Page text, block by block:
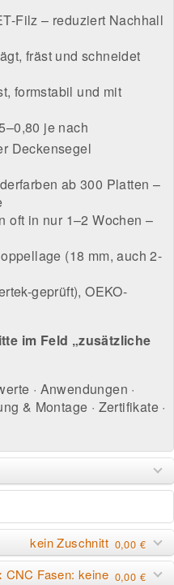
Filz – reduziert Nachhall
fräst und schneidet
formstabil und mit
je nach
Deckensegel
ab 300 Platten –
oft in nur 1–2 Wochen –
(18 mm, auch 2-
geprüft), OEKO-
im Feld „zusätzliche
· Anwendungen ·
& Montage · Zertifikate ·
kein Zuschnitt 0,00 €
CNC Fasen: keine 0,00 €